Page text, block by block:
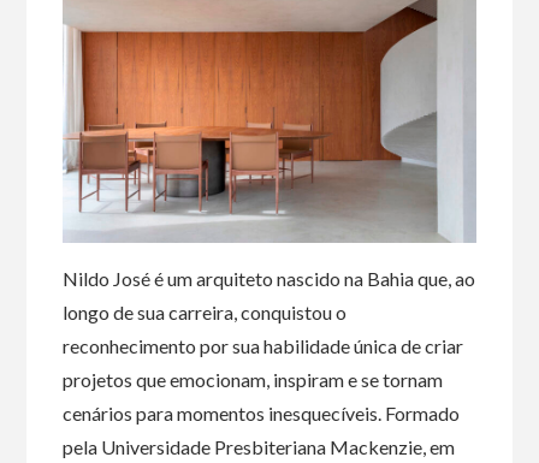
Nildo José é um arquiteto nascido na Bahia que, ao
longo de sua carreira, conquistou o
reconhecimento por sua habilidade única de criar
projetos que emocionam, inspiram e se tornam
cenários para momentos inesquecíveis. Formado
pela Universidade Presbiteriana Mackenzie, em